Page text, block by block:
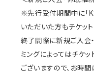
※先行受付期間中に「
いただいた方もチケッ
終了間際に新規ご入会
ミングによってはチケ
ございますので、お時